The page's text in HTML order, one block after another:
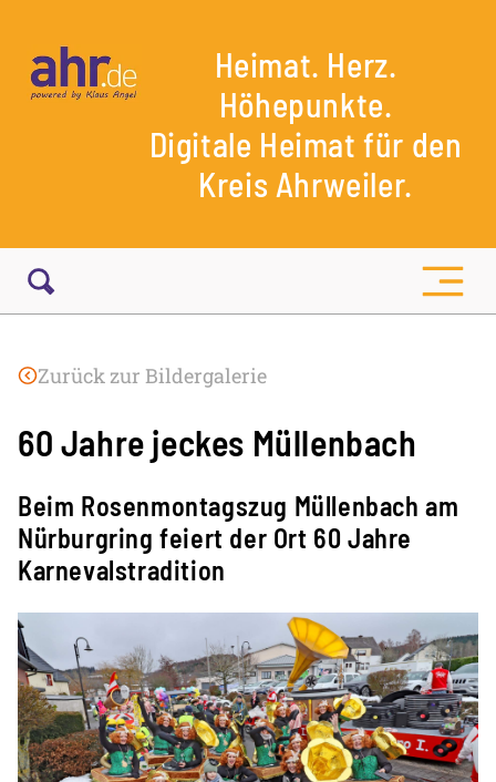
Heimat. Herz.
Höhepunkte.
Digitale Heimat für den
Kreis Ahrweiler.
Zurück zur Bildergalerie
60 Jahre jeckes Müllenbach
Beim Rosenmontagszug Müllenbach am
Nürburgring feiert der Ort 60 Jahre
Karnevalstradition